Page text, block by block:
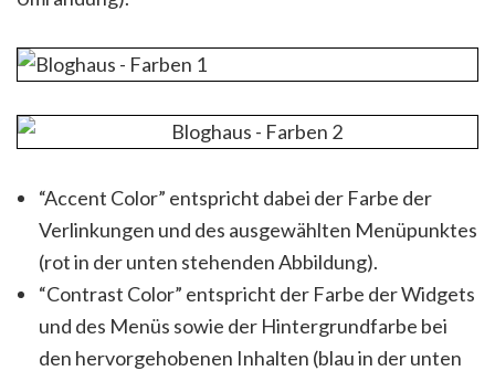
“Accent Color” entspricht dabei der Farbe der
Verlinkungen und des ausgewählten Menüpunktes
(rot in der unten stehenden Abbildung).
“Contrast Color” entspricht der Farbe der Widgets
und des Menüs sowie der Hintergrundfarbe bei
den hervorgehobenen Inhalten (blau in der unten